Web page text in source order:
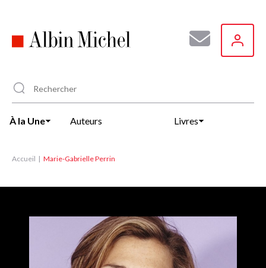
principal
À la Une Auteurs Livres
Accueil Marie-Gabrielle Perrin